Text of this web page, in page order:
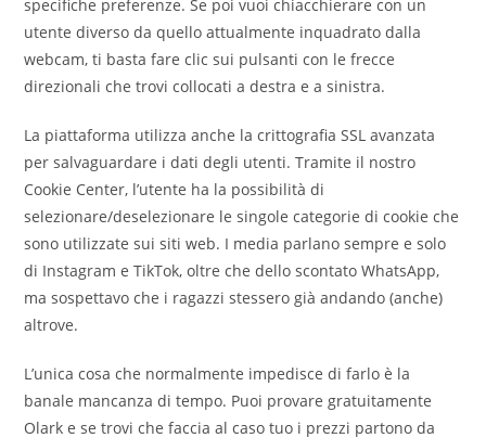
specifiche preferenze. Se poi vuoi chiacchierare con un
utente diverso da quello attualmente inquadrato dalla
webcam, ti basta fare clic sui pulsanti con le frecce
direzionali che trovi collocati a destra e a sinistra.
La piattaforma utilizza anche la crittografia SSL avanzata
per salvaguardare i dati degli utenti. Tramite il nostro
Cookie Center, l’utente ha la possibilità di
selezionare/deselezionare le singole categorie di cookie che
sono utilizzate sui siti web. I media parlano sempre e solo
di Instagram e TikTok, oltre che dello scontato WhatsApp,
ma sospettavo che i ragazzi stessero già andando (anche)
altrove.
L’unica cosa che normalmente impedisce di farlo è la
banale mancanza di tempo. Puoi provare gratuitamente
Olark e se trovi che faccia al caso tuo i prezzi partono da